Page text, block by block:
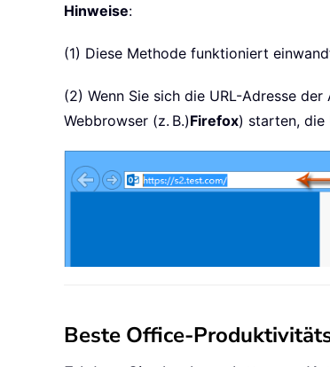
Hinweise:
(1) Diese Methode funktioniert
(2) Wenn Sie sich die URL-Adresse
Webbrowser (z. B.)Firefox) starten, die
Beste Office-